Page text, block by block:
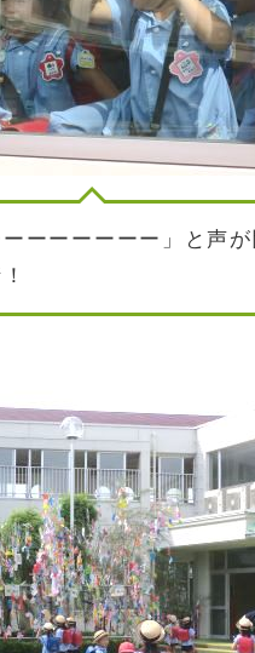
ーーーーーーー」と声